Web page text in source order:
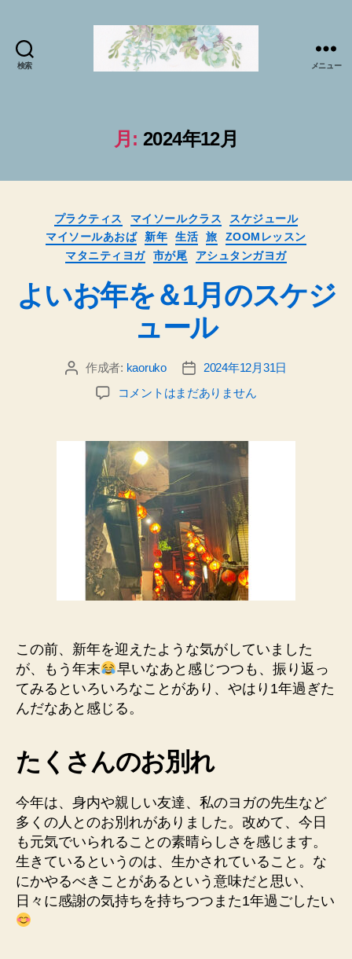
検索
ー
ル
ラ
テ
ィ
ス
sabai♪
か
お
日
記
メニュー
月: 2024年12月
カ
テ
ゴ
リ
ー
プラクティス マイソールクラス
スケジュール
マイソールあおば
新年 生活 旅
ZOOMレッスン
マタニティヨガ
市が尾 アシュタンガヨガ
よいお年を＆1月のスケジ
ュール
投 作成者: kaoruko
投
稿
2024年12月31日
よ
年
を
＆
1
月
ス
ケ
ジ
ュ
へ
の
コメントはまだありません
この前、新年を迎えたような気がしていました
が、もう年末
早いなあと感じつつも、振り返っ
てみるといろいろなことがあり、やはり1年過ぎた
んだなあと感じる。
たくさんのお別れ
今年は、身内や親しい友達、私のヨガの先生など
多くの人とのお別れがありました。改めて、今日
も元気でいられることの素晴らしさを感じます。
生きているというのは、生かされていること。な
にかやるべきことがあるという意味だと思い、
日々に感謝の気持ちを持ちつつまた1年過ごしたい